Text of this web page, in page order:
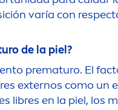
varía con
de la piel?
prematuro. El
externos como un
libres en la piel, los